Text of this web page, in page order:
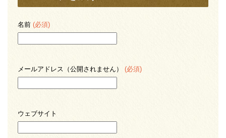
名前 (必須)
メールアドレス（公開されません） (必須)
ウェブサイト